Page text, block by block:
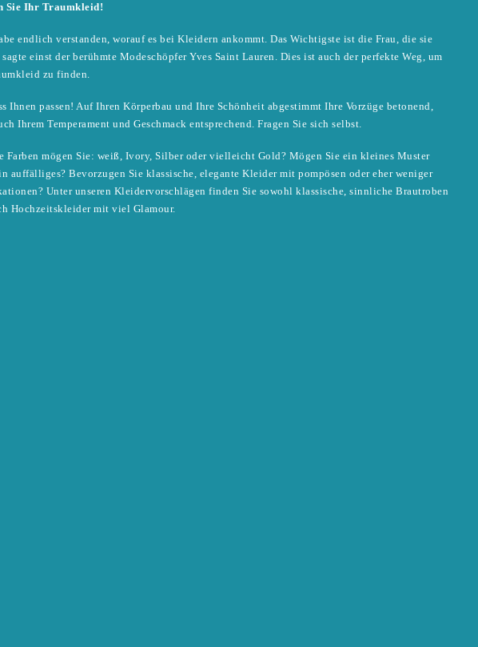
Sie Ihr Traumkleid!
endlich verstanden, worauf es bei Kleidern ankommt. Das Wichtigste ist die Frau, die sie
einst der berühmte Modeschöpfer Yves Saint Lauren. Dies ist auch der perfekte Weg, um
zu finden.
Ihnen passen! Auf Ihren Körperbau und Ihre Schönheit abgestimmt Ihre Vorzüge betonend,
Ihrem Temperament und Geschmack entsprechend. Fragen Sie sich selbst.
Farben mögen Sie: weiß, Ivory, Silber oder vielleicht Gold? Mögen Sie ein kleines Muster
auffälliges? Bevorzugen Sie klassische, elegante Kleider mit pompösen oder eher weniger
Unter unseren Kleidervorschlägen finden Sie sowohl klassische, sinnliche Brautroben
Hochzeitskleider mit viel Glamour.